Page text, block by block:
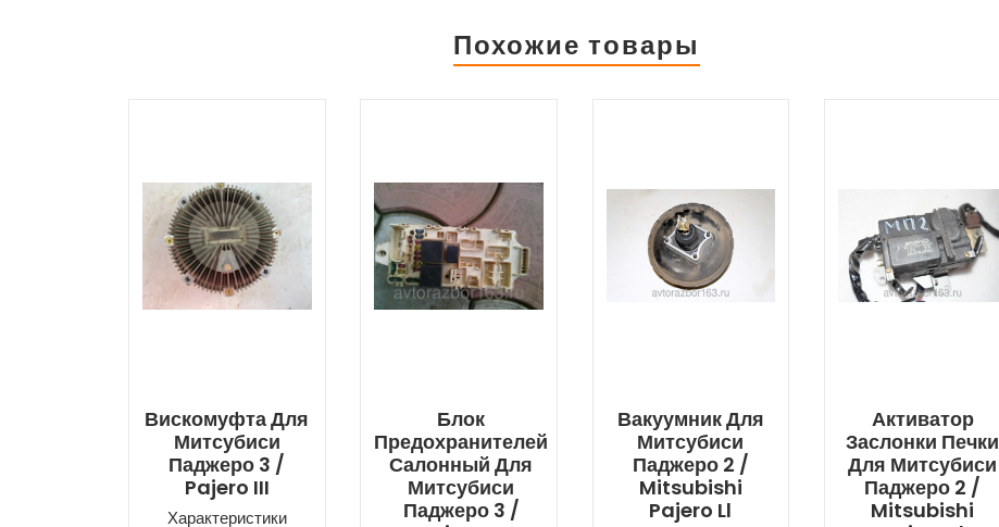
Похожие товары
Вискомуфта Для
Митсубиси
Паджеро 3 /
Pajero III
Характеристики
Блок
Предохранителей
Салонный Для
Митсубиси
Паджеро 3 /
Вакуумник Для
Митсубиси
Паджеро 2 /
Mitsubishi
Pajero Ll
Активатор
Заслонки Печки
Для Митсубиси
Паджеро 2 /
Mitsubishi